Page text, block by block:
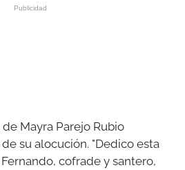
Mayra Parejo Rubio
su alocución. "Dedico esta
cofrade y santero,